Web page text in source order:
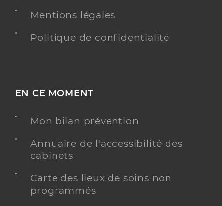
Mentions légales
Politique de confidentialité
EN CE MOMENT
Mon bilan prévention
Annuaire de l'accessibilité des
cabinets
Carte des lieux de soins non
programmés